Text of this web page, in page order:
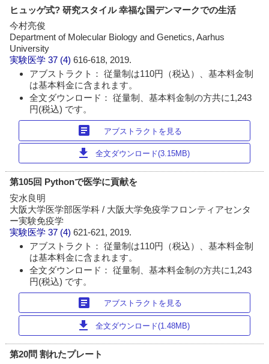
ヒュッゲ式? 研究スタイル 幸福な国デンマークでの生活
今村亮俊
Department of Molecular Biology and Genetics, Aarhus
University
実験医学 37 (4)616-618, 2019.
アブストラクト： 従量制は110円（税込）、基本料金制
は基本料金に含まれます。
全文ダウンロード： 従量制、基本料金制の方共に1,243
円(税込) です。
article アブストラクトを見る
download 全文ダウンロード(3.15MB)
第105回 Pythonで医学に貢献を
安水良明
大阪大学医学部医学科 / 大阪大学免疫学フロンティアセンタ
ー実験免疫学
実験医学 37 (4)621-621, 2019.
アブストラクト： 従量制は110円（税込）、基本料金制
は基本料金に含まれます。
全文ダウンロード： 従量制、基本料金制の方共に1,243
円(税込) です。
article アブストラクトを見る
download 全文ダウンロード(1.48MB)
第20問 割れたプレート